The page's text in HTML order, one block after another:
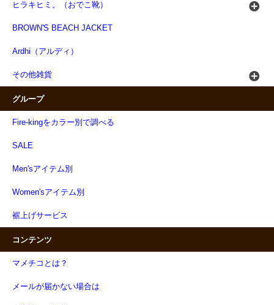
ヒラキヒミ。（おでこ靴）
BROWN'S BEACH JACKET
Ardhi（アルディ）
その他雑貨
グループ
Fire-kingをカラー別で調べる
SALE
Men'sアイテム別
Women'sアイテム別
裾上げサービス
コンテンツ
マメチコとは？
メールが届かない場合は